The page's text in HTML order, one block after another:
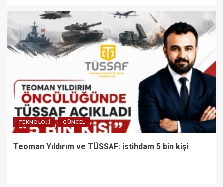
TEKNOLOJI GÜNCEL
Teoman Yıldırım ve TÜSSAF: istihdam 5 bin kişi